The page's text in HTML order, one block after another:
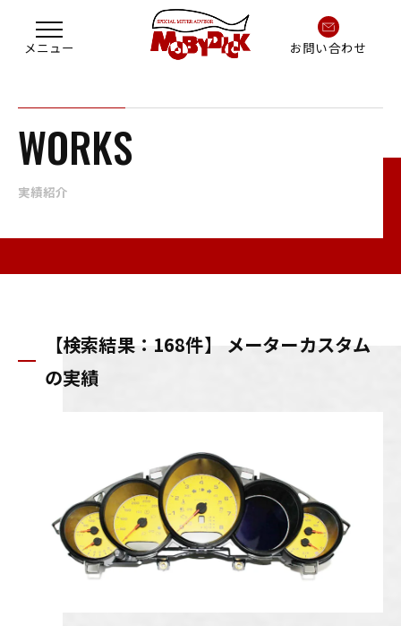
お問い合わせ
WORKS
実績紹介
【検索結果：168件】 メーターカスタム
の実績